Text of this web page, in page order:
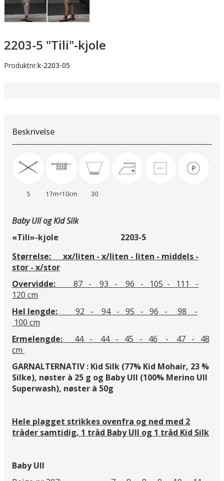
2203-5 "Tili"-kjole
Produktnr.k-2203-05
Beskrivelse
5 17m=10cm 30
Baby Ull og Kid Silk
«Tili»-kjole 2203-5
Størrelse: xx/liten - x/liten - liten - middels -
stor - x/stor
Overvidde: 87 - 93 - 96 - 105 - 111 -
120 cm
Hel lengde: 92 - 94 - 95 - 96 - 98 -
100 cm
Ermelengde: 44 - 44 - 45 - 46 - 47 - 48
cm
GARNALTERNATIV : Kid Silk (77% Kid Mohair, 23 %
Silke), nøster à 25 g og Baby Ull (100% Merino Ull
Superwash), nøster à 50g
Hele plagget strikkes ovenfra og ned med 2
tråder samtidig, 1 tråd Baby Ull og 1 tråd Kid Silk
Baby Ull